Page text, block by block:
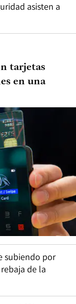
asisten a
tarjetas
en una
subiendo por
de la